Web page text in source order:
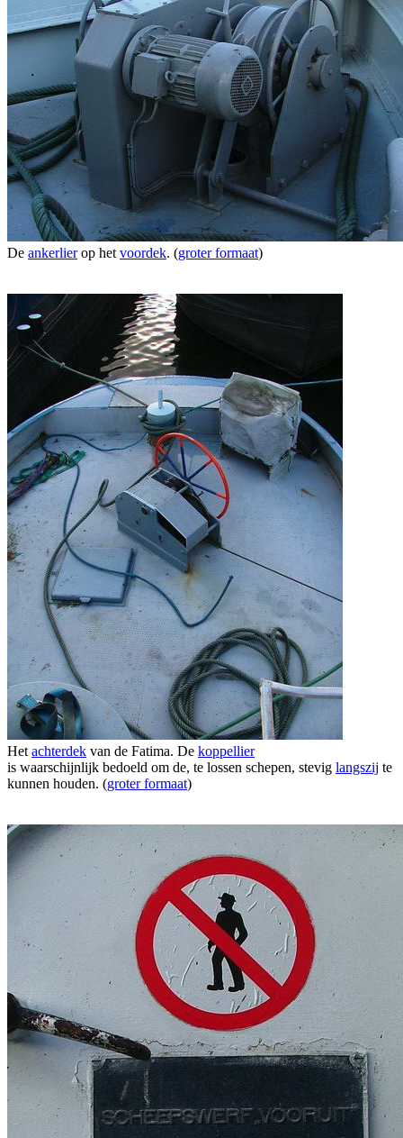
De ankerlierop het voordek. (groter formaat)
Het achterdek van de Fatima. De koppellier
is waarschijnlijk bedoeld om de, te lossen schepen, stevig langszij te
kunnen houden. (groter formaat)